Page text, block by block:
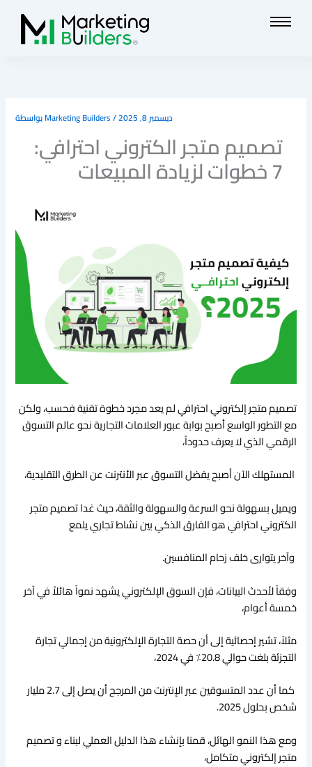
المحتوى
بواسطةMarketing Builders/ ديسمبر 8, 2025
تصميم متجر الكتروني احترافي:
7 خطوات لزيادة المبيعات
تصميم متجر إلكتروني احترافي لم يعد مجرد خطوة تقنية فحسب، ولكن
مع التطور الواسع أصبح بوابة عبور العلامات التجارية نحو عالم التسوق
الرقمي الذي لا يعرف حدوداً،
المستهلك الآن أصبح يفضل التسوق عبر الأنترنت عن الطرق التقليدية،
ويميل بسهولة نحو السرعة والسهولة والثقة، حيث غدا تصميم متجر
الكتروني احترافي هو الفارق الذكي بين نشاط تجاري يلمع
وآخر يتوارى خلف زحام المنافسين.
وفِقاً لأحدث البيانات، فإن السوق الإلكتروني يشهد نمواً هائلاً في آخر
خمسة أعوام،
مثلاً، تشير إحصائية إلى أن حصة التجارة الإلكترونية من إجمالي تجارة
التجزئة بلغت حوالي 20.8٪ في 2024،
كما أن عدد المتسوقين عبر الإنترنت من المرجح أن يصل إلى ‎2.7 مليار
شخص بحلول 2025.
ومع هذا النمو الهائل، قمنا بإنشاء هذا الدليل العملي لبناء و تصميم
متجر إلكتروني متكامل،